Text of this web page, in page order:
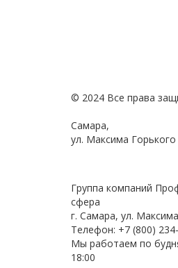
© 2024 Все права
Самара,
ул. Максима Горького
Группа компаний
сфера
г. Самара, ул.
Телефон: +7 (800)
Мы работаем по
18:00